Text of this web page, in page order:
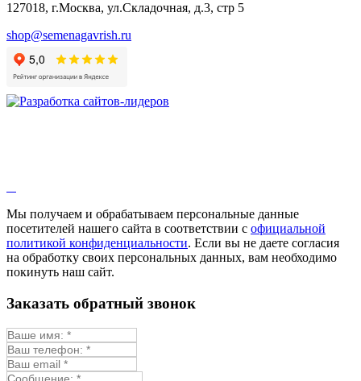
127018, г.Москва, ул.Складочная, д.3, стр 5
shop@semenagavrish.ru
Мы получаем и обрабатываем персональные данные
посетителей нашего сайта в соответствии с официальной
политикой конфиденциальности. Если вы не даете согласия
на обработку своих персональных данных, вам необходимо
покинуть наш сайт.
Заказать обратный звонок